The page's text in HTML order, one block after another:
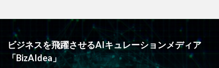
ビジネスを飛躍させるAIキュレーションメディア
「BizAIdea」